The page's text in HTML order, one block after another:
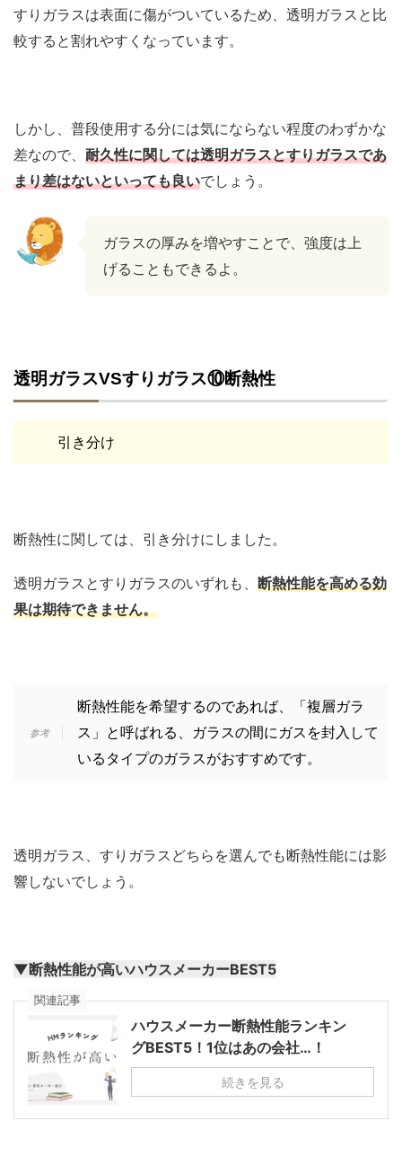
すりガラスは表面に傷がついているため、透明ガラスと比
較すると割れやすくなっています。
しかし、普段使用する分には気にならない程度のわずかな
差なので、 耐久性に関しては透明ガラスとすりガラスであ
まり差はないといっても良いでしょう。
ガラスの厚みを増やすことで、強度は上
げることもできるよ。
透明ガラスVSすりガラス⑩断熱性
引き分け
断熱性に関しては、引き分けにしました。
透明ガラスとすりガラスのいずれも、 断熱性能を高める効
果は期待できません。
断熱性能を希望するのであれば、「複層ガラ
ス」と呼ばれる、ガラスの間にガスを封入して
いるタイプのガラスがおすすめです。
透明ガラス、すりガラスどちらを選んでも断熱性能には影
響しないでしょう。
▼断熱性能が高いハウスメーカーBEST5
関連記事
ハウスメーカー断熱性能ランキン
グBEST5！1位はあの会社…！
続きを見る